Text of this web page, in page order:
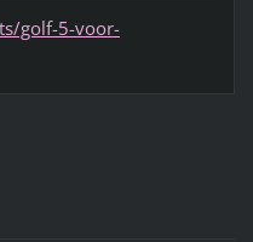
golf-5-voor-